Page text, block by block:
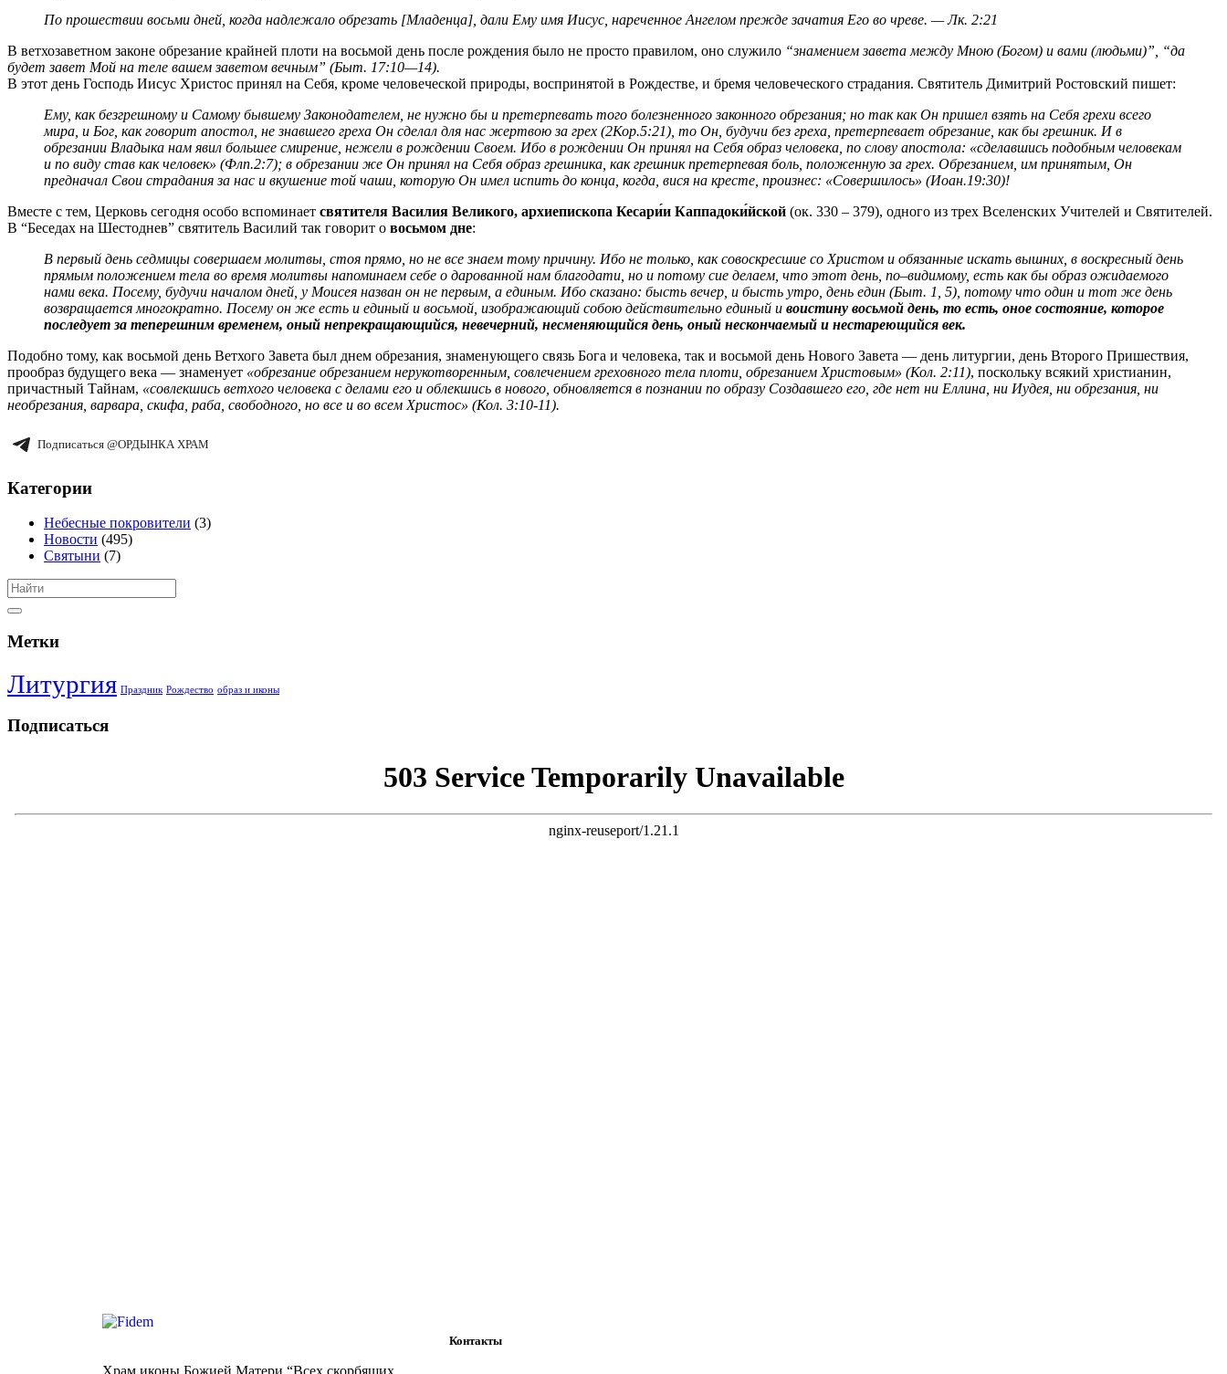
По прошествии восьми дней, когда надлежало обрезать [Младенца], дали Ему имя Иисус, нареченное Ангелом прежде зачатия Его во чреве. — Лк. 2:21
В ветхозаветном законе обрезание крайней плоти на восьмой день после рождения было не просто правилом, оно служило “знамением завета между Мною (Богом) и вами (людьми)”, “да
будет завет Мой на теле вашем заветом вечным” (Быт. 17:10—14).
В этот день Господь Иисус Христос принял на Себя, кроме человеческой природы, воспринятой в Рождестве, и бремя человеческого страдания. Святитель Димитрий Ростовский пишет:
Ему, как безгрешному и Самому бывшему Законодателем, не нужно бы и претерпевать того болезненного законного обрезания; но так как Он пришел взять на Себя грехи всего
мира, и Бог, как говорит апостол, не знавшего греха Он сделал для нас жертвою за грех (2Кор.5:21), то Он, будучи без греха, претерпевает обрезание, как бы грешник. И в
обрезании Владыка нам явил большее смирение, нежели в рождении Своем. Ибо в рождении Он принял на Себя образ человека, по слову апостола: «сделавшись подобным человекам
и по виду став как человек» (Флп.2:7); в обрезании же Он принял на Себя образ грешника, как грешник претерпевая боль, положенную за грех. Обрезанием, им принятым, Он
предначал Свои страдания за нас и вкушение той чаши, которую Он имел испить до конца, когда, вися на кресте, произнес: «Совершилось» (Иоан.19:30)!
Вместе с тем, Церковь сегодня особо вспоминает святителя Василия Великого, архиепископа Кесари́и Каппадоки́йской (ок. 330 – 379), одного из трех Вселенских Учителей и Святителей.
В “Беседах на Шестоднев” святитель Василий так говорит о восьмом дне:
В первый день седмицы совершаем молитвы, стоя прямо, но не все знаем тому причину. Ибо не только, как совоскресшие со Христом и обязанные искать вышних, в воскресный день
прямым положением тела во время молитвы напоминаем себе о дарованной нам благодати, но и потому cиe делаем, что этот день, по–видимому, есть как бы образ ожидаемого
нами века. Посему, будучи началом дней, у Моисея назван он не первым, а единым. Ибо сказано: бысть вечер, и бысть утро, день един (Быт. 1, 5), потому что один и тот же день
возвращается многократно. Посему он же есть и единый и восьмой, изображающий собою действительно единый и воистину восьмой день, то есть, оное состояние, которое
последует за теперешним временем, оный непрекращающийся, невечерний, несменяющийся день, оный нескончаемый и нестареющийся век.
Подобно тому, как восьмой день Ветхого Завета был днем обрезания, знаменующего связь Бога и человека, так и восьмой день Нового Завета — день литургии, день Второго Пришествия,
прообраз будущего века — знаменует «обрезание обрезанием нерукотворенным, совлечением греховного тела плоти, обрезанием Христовым» (Кол. 2:11), поскольку всякий христианин,
причастный Тайнам, «совлекшись ветхого человека с делами его и облекшись в нового, обновляется в познании по образу Создавшего его, где нет ни Еллина, ни Иудея, ни обрезания, ни
необрезания, варвара, скифа, раба, свободного, но все и во всем Христос» (Кол. 3:10-11).
Подписаться @ОРДЫНКА ХРАМ
Категории
Небесные покровители (3)
Новости (495)
Святыни (7)
Метки
Литургия Праздник Рождество образ и иконы
Подписаться
Контакты